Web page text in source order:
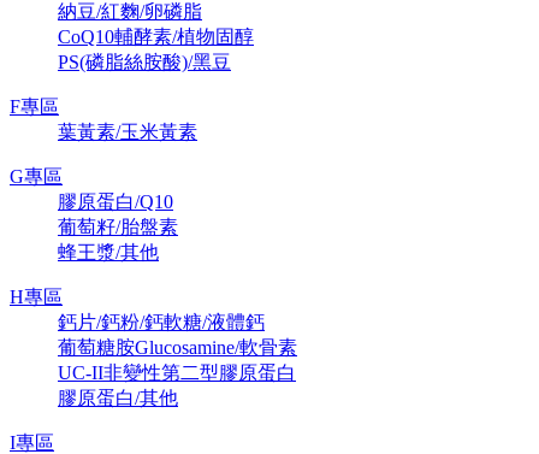
納豆/紅麴/卵磷脂
CoQ10輔酵素/植物固醇
PS(磷脂絲胺酸)/黑豆
F專區
葉黃素/玉米黃素
G專區
膠原蛋白/Q10
葡萄籽/胎盤素
蜂王漿/其他
H專區
鈣片/鈣粉/鈣軟糖/液體鈣
葡萄糖胺Glucosamine/軟骨素
UC-II非變性第二型膠原蛋白
膠原蛋白/其他
I專區